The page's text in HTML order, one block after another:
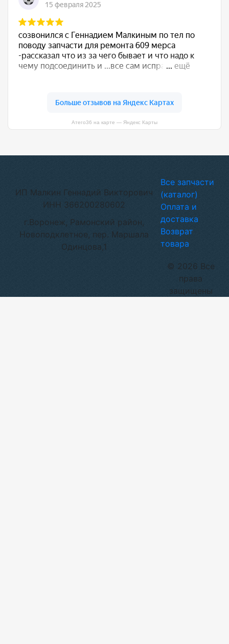
Атего36 на карте — Яндекс Карты
ИП Малкин Геннадий Викторович
ИНН 366200280602
г.Воронеж, Рамонский район,
Новоподклетное, пер. Маршала
Одинцова,1
© 2026 Все
права
защищены
Все запчасти
(каталог)
Оплата и
доставка
Возврат
товара